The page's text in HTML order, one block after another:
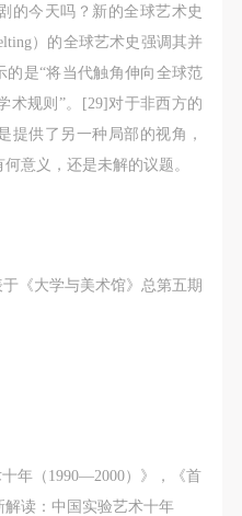
的今天吗？新的全球艺术史
）的全球艺术史强调其并
的是“将当代触角伸向全球范
术规则”。[29]对于非西方的
提供了另一种局部的视角，
意义，还是未解的议题。
于《大学与美术馆》总第五期
年（1990—2000）》，《首
读：中国实验艺术十年